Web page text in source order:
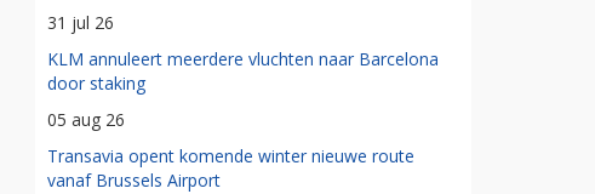
31 jul 26
KLM annuleert meerdere vluchten naar Barcelona
door staking
05 aug 26
Transavia opent komende winter nieuwe route
vanaf Brussels Airport